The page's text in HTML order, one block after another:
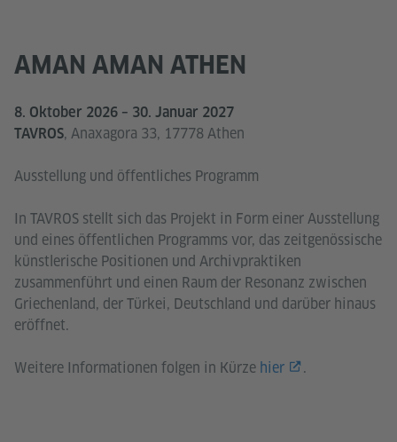
AMAN AMAN ATHEN
8. Oktober 2026 – 30. Januar 2027
TAVROS, Anaxagora 33, 17778 Athen
Ausstellung und öffentliches Programm
In TAVROS stellt sich das Projekt in Form einer Ausstellung
und eines öffentlichen Programms vor, das zeitgenössische
künstlerische Positionen und Archivpraktiken
zusammenführt und einen Raum der Resonanz zwischen
Griechenland, der Türkei, Deutschland und darüber hinaus
eröffnet.
Weitere Informationen folgen in Kürze hier .